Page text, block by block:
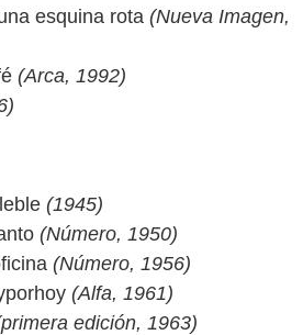
esquina rota (Nueva Imagen,
(Arca, 1992)
(1945)
(Número, 1950)
(Número, 1956)
(Alfa, 1961)
edición, 1963)